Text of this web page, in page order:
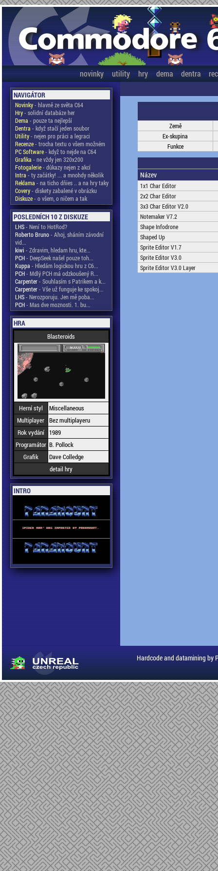
novinky utility hry dema dentra
NAVIGÁTOR
Novinky- hlavně ze světa C64
Hry- solidní databáze her
Dema - pouze ta nejlepší
Dentra - když stačí jeden soubor
Utility- nejen pro práci a legraci
Recenze- trocha textu o všem možném
PC Software- když to nejde na C64
Grafika - ne vždy jen 320x200
Fotogalerie- důkazy nejen z akcí
Intra - ty začátky! ... a mnohdy několik
Reklama - na ticho dňies .. a na hry taky
Covery- diskety zabalené v obrázku
Diskuze- o všem, o ničem a tak
POSLEDNÍCH 10 Z DISKUZE
LHS- Není to HotRod?
Roberto Bruno- Ahoj, sháním závodní
vid...
kiwi - Zdravim, hledam hru, kte...
PCH- DeepSeek našel pouze toh...
Kuppa - Hledám logickou hru z C6...
PCH- Mdlý PCH má odzkoušený R...
Carpenter- Souhlasím s Patrikem a k...
Carpenter- Vše už funguje ke spokoj...
LHS- Nerozporuju. Jen mě poba...
PCH- Mas dve moznosti. 1. bu...
HRA
Blasteroids
Herní styl
Miscellaneous
Multiplayer Bez multiplayeru
Rok vydání
1989
Programátor B. Pollock
Grafik
Dave Colledge
detail hry
INTRO
Země
Ex-skupina
Funkce
Název
1x1 Char Editor
2x2 Char Editor
3x3 Char Editor V2.0
Notemaker V7.2
Shape Infodrone
Shaped Up
Sprite Editor V1.7
Sprite Editor V3.0
Sprite Editor V3.0 Layer
Hardcode and datamining by